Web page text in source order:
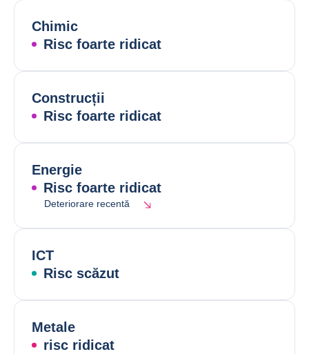
Chimic
Risc foarte ridicat
Construcții
Risc foarte ridicat
Energie
Risc foarte ridicat
Deteriorare recentă
ICT
Risc scăzut
Metale
risc ridicat